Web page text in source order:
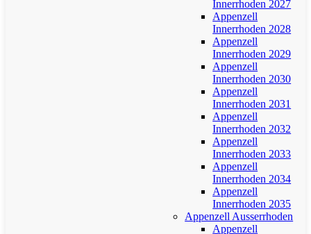
Innerrhoden 2027
Appenzell
Innerrhoden 2028
Appenzell
Innerrhoden 2029
Appenzell
Innerrhoden 2030
Appenzell
Innerrhoden 2031
Appenzell
Innerrhoden 2032
Appenzell
Innerrhoden 2033
Appenzell
Innerrhoden 2034
Appenzell
Innerrhoden 2035
Appenzell Ausserrhoden
Appenzell